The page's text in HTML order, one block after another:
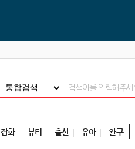
잡화 뷰티 출산 유아 완구